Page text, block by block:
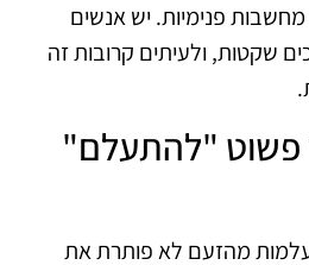
פנימיות. יש אנשים
שקטות, ולעיתים קרובות זה
פשוט "להתעלם"
מהזעם לא פותרת את